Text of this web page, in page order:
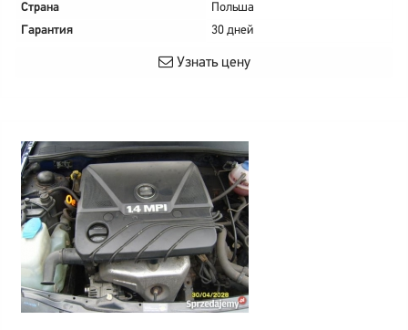
Страна
Польша
Гарантия
30 дней
Узнать цену